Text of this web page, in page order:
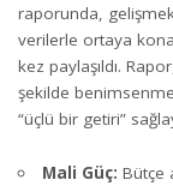
raporunda,
verilerle ortaya
kez paylaşıldı.
şekilde
“üçlü bir getiri”
Mali Güç: Bütçe